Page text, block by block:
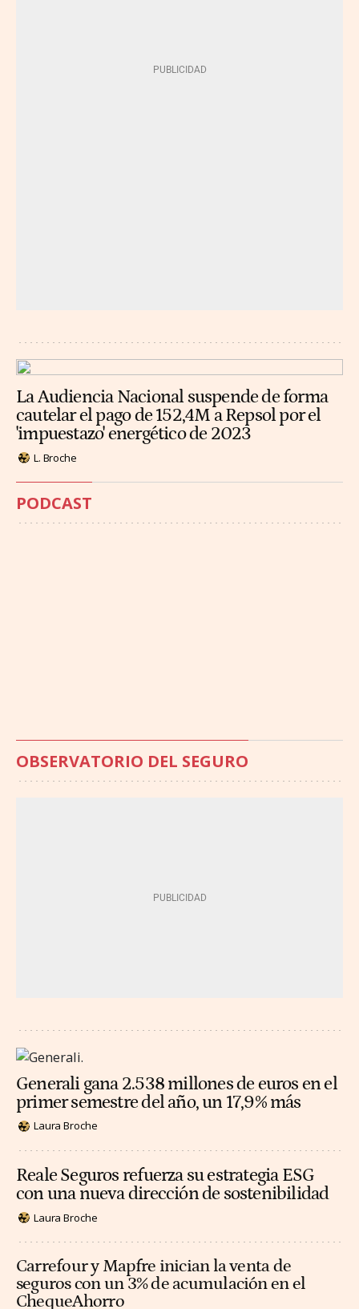
La Audiencia Nacional suspende de forma
cautelar el pago de 152,4M a Repsol por el
'impuestazo' energético de 2023
L. Broche
PODCAST
OBSERVATORIO DEL SEGURO
Generali gana 2.538 millones de euros en el
primer semestre del año, un 17,9% más
Laura Broche
Reale Seguros refuerza su estrategia ESG
con una nueva dirección de sostenibilidad
Laura Broche
Carrefour y Mapfre inician la venta de
seguros con un 3% de acumulación en el
ChequeAhorro